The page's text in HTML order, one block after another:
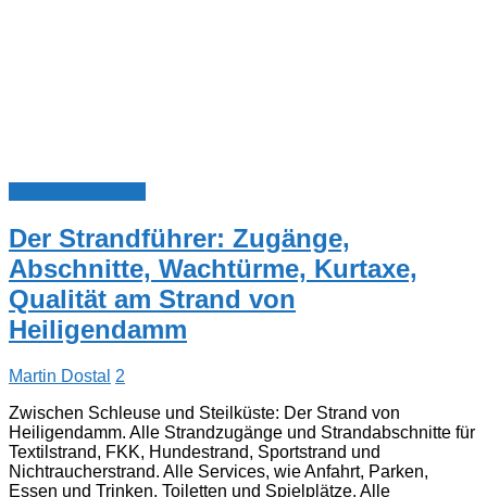
Der Strandführer: Zugänge,
Abschnitte, Wachtürme, Kurtaxe,
Qualität am Strand von
Heiligendamm
Martin Dostal 2
Zwischen Schleuse und Steilküste: Der Strand von
Heiligendamm. Alle Strandzugänge und Strandabschnitte für
Textilstrand, FKK, Hundestrand, Sportstrand und
Nichtraucherstrand. Alle Services, wie Anfahrt, Parken,
Essen und Trinken, Toiletten und Spielplätze. Alle